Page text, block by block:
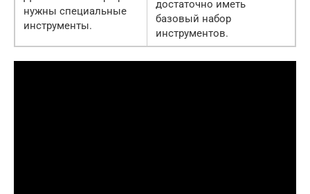
нужны специальные
инструменты.
достаточно иметь
базовый набор
инструментов.